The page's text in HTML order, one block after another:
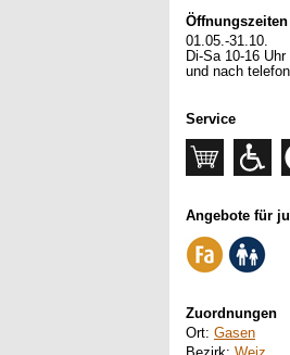
Öffnungszeiten
01.05.-31.10.
Di-Sa 10-16 Uhr
und nach
Service
Angebote für
Zuordnungen
Ort: Gasen